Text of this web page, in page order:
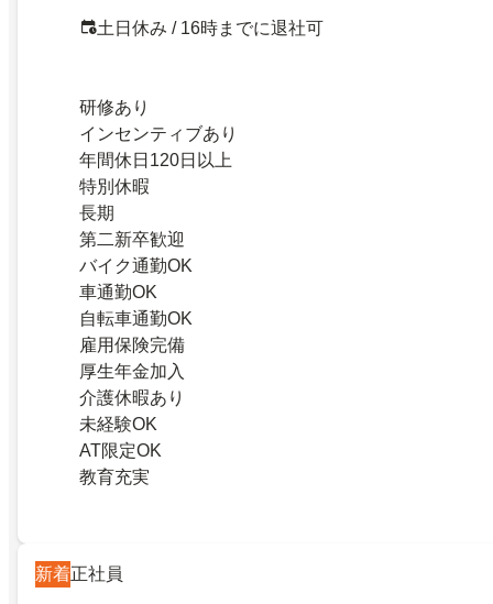
土日休み / 16時までに退社可
研修あり
インセンティブあり
年間休日120日以上
特別休暇
長期
第二新卒歓迎
バイク通勤OK
車通勤OK
自転車通勤OK
雇用保険完備
厚生年金加入
介護休暇あり
未経験OK
AT限定OK
教育充実
新着正社員